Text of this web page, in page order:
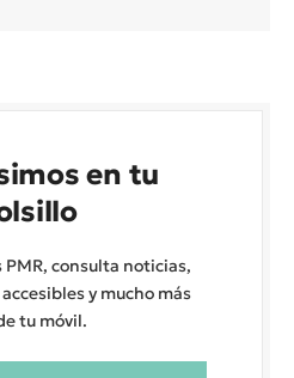
en tu
consulta noticias,
y mucho más
tu móvil.